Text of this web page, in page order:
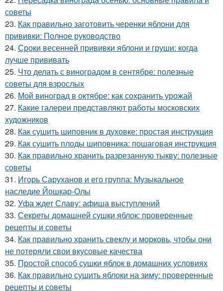
советы
23. Как правильно заготовить черенки яблони для
прививки: Полное руководство
24. Сроки весенней прививки яблони и груши: когда
лучше прививать
25. Что делать с виноградом в сентябре: полезные
советы для взрослых
26. Мой виноград в октябре: как сохранить урожай
27. Какие галереи представляют работы московских
художников
28. Как сушить шиповник в духовке: простая инструкция
29. Как сушить плоды шиповника: пошаговая инструкция
30. Как правильно хранить разрезанную тыкву: полезные
советы
31. Игорь Саруханов и его группа: Музыкальное
наследие Йошкар-Олы
32. Уфа ждет Славу: афиша выступлений
33. Секреты домашней сушки яблок: проверенные
рецепты и советы
34. Как правильно хранить свеклу и морковь, чтобы они
не потеряли свои вкусовые качества
35. Простой способ сушки яблок в домашних условиях
36. Как правильно сушить яблоки на зиму: проверенные
рецепты и советы